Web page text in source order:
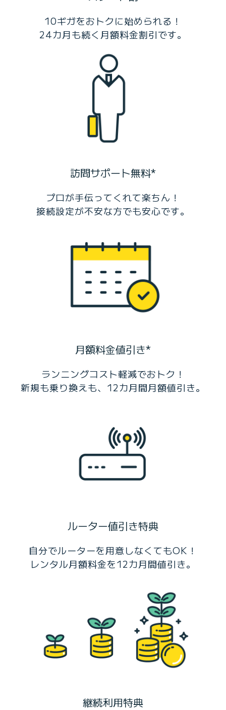
10ギガをおトクに始められる！
24カ月も続く月額料金割引です。
訪問サポート無料*
プロが手伝ってくれて楽ちん！
接続設定が不安な方でも安心です。
月額料金値引き*
ランニングコスト軽減でおトク！
新規も乗り換えも、12カ月間月額値引き。
ルーター値引き特典
自分でルーターを用意しなくてもOK！
レンタル月額料金を12カ月間値引き。
継続利用特典